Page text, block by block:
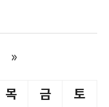
»
목 금 토